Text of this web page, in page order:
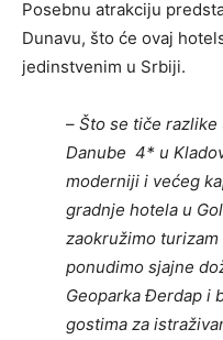
Posebnu atrakciju
Dunavu, što će ovaj
jedinstvenim u Srbiji.
– Što se tiče razlike
Danube 4* u
moderniji i većeg
gradnje hotela u
zaokružimo
ponudimo sjajne
Geoparka Đerdap i
gostima za